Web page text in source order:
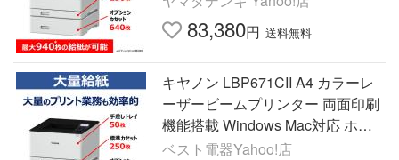
83,380円 送料無料
キヤノン LBP671CII A4 カラーレ
ーザービームプリンター 両面印刷
機能搭載 Windows Mac対応 ホワ
イト
ベスト電器Yahoo!店